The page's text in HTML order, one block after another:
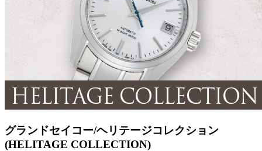
グランドセイコー/ヘリテージコレクション
(HELITAGE COLLECTION)